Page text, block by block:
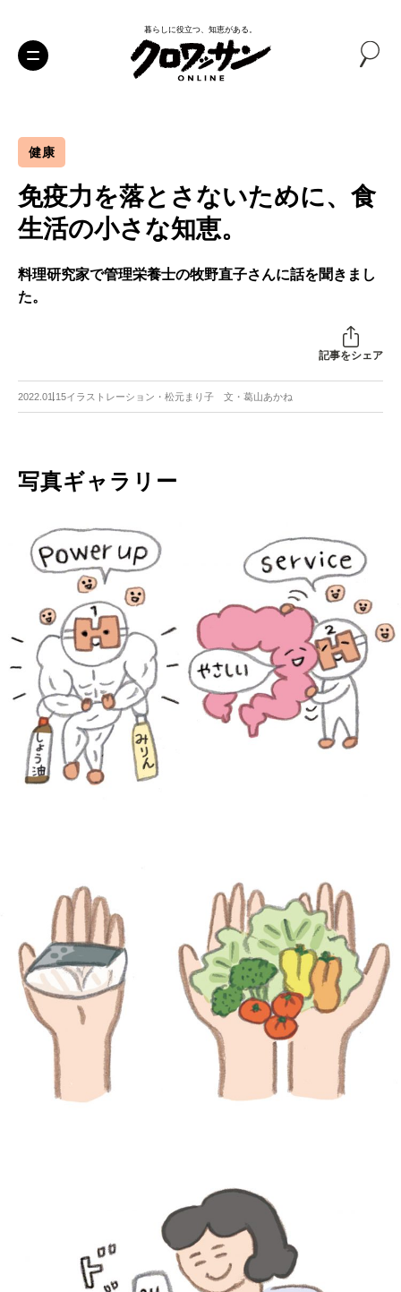
暮らしに役立つ、知恵がある。
健康
免疫力を落とさないために、食
生活の小さな知恵。
料理研究家で管理栄養士の牧野直子さんに話を聞きまし
た。
記事をシェア
2022.01.15イラストレーション・松元まり子 文・葛山あかね
写真ギャラリー